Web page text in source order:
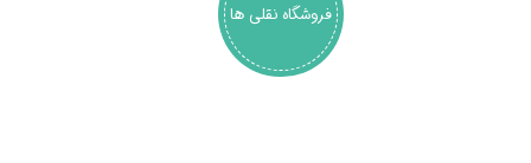
فروشگاه نقلی ها